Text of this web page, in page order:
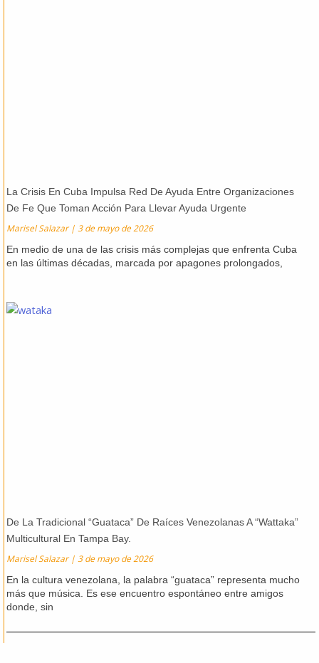
La Crisis En Cuba Impulsa Red De Ayuda Entre Organizaciones
De Fe Que Toman Acción Para Llevar Ayuda Urgente
Marisel Salazar 3 de mayo de 2026
En medio de una de las crisis más complejas que enfrenta Cuba
en las últimas décadas, marcada por apagones prolongados,
De La Tradicional “Guataca” De Raíces Venezolanas A “Wattaka”
Multicultural En Tampa Bay.
Marisel Salazar 3 de mayo de 2026
En la cultura venezolana, la palabra “guataca” representa mucho
más que música. Es ese encuentro espontáneo entre amigos
donde, sin